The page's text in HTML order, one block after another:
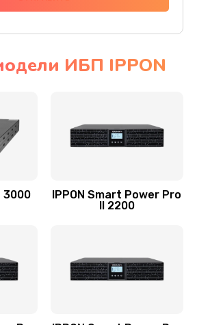
ИБП IPPON
3000
IPPON Smart Power Pro
II 2200